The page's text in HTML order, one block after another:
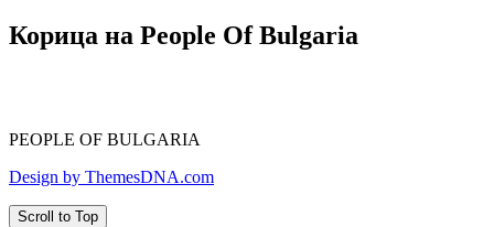
Корица на People Of Bulgaria
PEOPLE OF BULGARIA
Design by ThemesDNA.com
Scroll to Top